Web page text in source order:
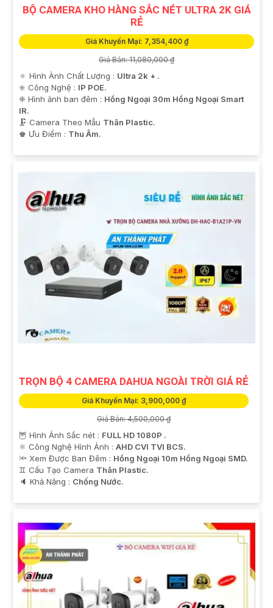
BỘ CAMERA KHO HÀNG SẮC NÉT ULTRA 2K GIÁ
RẺ
Giá Khuyến Mại: 7,354,400 ₫
Giá Bán: 11,080,000 ₫
🔅 Hình Ành Chất Lượng : Ultra 2k + .
✳️ Công Nghệ : IP POE.
❈ Hình ảnh ban đêm : Hồng Ngoại 30m Hồng Ngoại Smart
IR.
🗜️ Camera Theo Mẫu Thân Plastic.
️♚ Ưu Điểm : Thu Âm.
TRỌN BỘ 4 CAMERA DAHUA NGOÀI TRỜI GIÁ RẺ
Giá Khuyến Mại: 3,900,000 ₫
Giá Bán: 4,500,000 ₫
🦉 Hình Ảnh Sắc nét : FULL HD 1080P .
⚛️ Công Nghệ Hình Ảnh : AHD CVI TVI BCS.
🔦 Xem Được Ban Đêm : Hồng Ngoại 10m Hồng Ngoại SMD.
♊ Cấu Tạo Camera Thân Plastic.
️🔈 Khả Năng : Chống Nước.